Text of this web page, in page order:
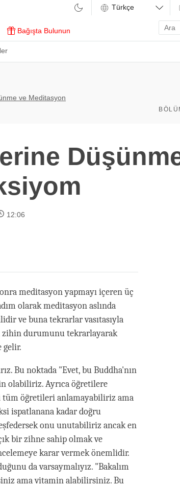
Bağışta Bulunun
Enter
search
term
ve Meditasyon
12:06
meditasyon yapmayı içeren üç
olarak meditasyon aslında
ve buna tekrarlar vasıtasıyla
zihin durumunu tekrarlayarak
gelir.
Bu noktada "Evet, bu Buddha'nın
olabiliriz. Ayrıca öğretilere
tüm öğretileri anlamayabiliriz ama
ispatlanana kadar doğru
onu unutabiliriz ancak en
bir zihne sahip olmak ve
karar vermek önemlidir.
da varsaymalıyız. "Bakalım
ama vitamin alabilirsiniz. Bu